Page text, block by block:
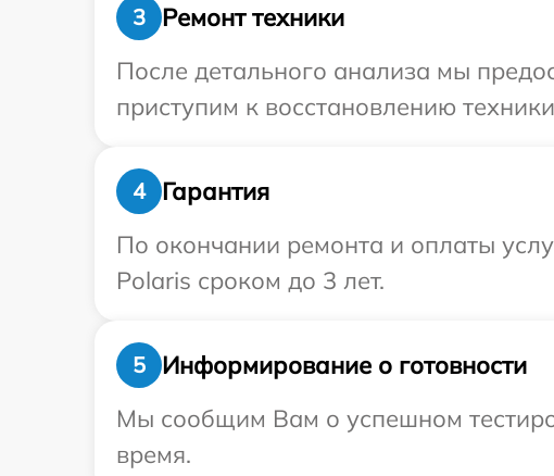
3
Ремонт техники
После детального анализа мы
приступим к восстановлению
4
Гарантия
По окончании ремонта и оплаты
Polaris сроком до 3 лет.
5
Информирование о готовности
Мы сообщим Вам о успешном
время.